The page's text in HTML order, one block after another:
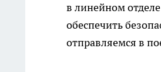
в линейном
обеспечить
отправляемся в